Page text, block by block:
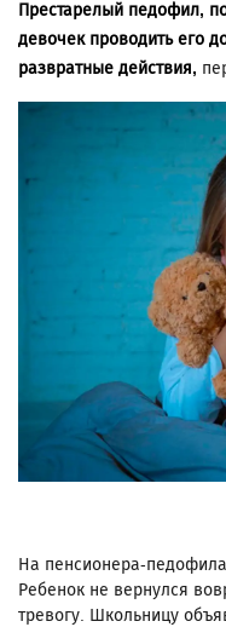
Престарелый педофил,
девочек проводить его
развратные действия,
На пенсионера-
Ребенок не вернулся
тревогу. Школьницу